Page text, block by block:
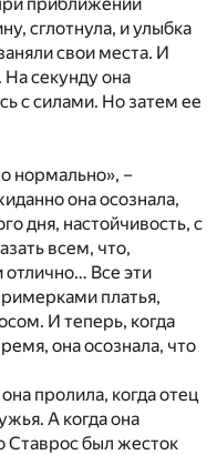
сглотнула, и улыбка
свои места. И
секунду она
с силами. Но затем ее
нормально», –
она осознала,
дня, настойчивость, с
всем, что,
отлично… Все эти
платья,
И теперь, когда
она осознала, что
пролила, когда отец
А когда она
Ставрос был жесток